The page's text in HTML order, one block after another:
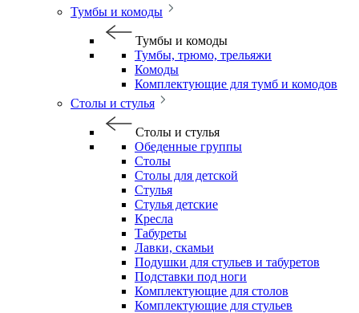
Тумбы и комоды
Тумбы и комоды
Тумбы, трюмо, трельяжи
Комоды
Комплектующие для тумб и комодов
Столы и стулья
Столы и стулья
Обеденные группы
Столы
Столы для детской
Стулья
Стулья детские
Кресла
Табуреты
Лавки, скамьи
Подушки для стульев и табуретов
Подставки под ноги
Комплектующие для столов
Комплектующие для стульев